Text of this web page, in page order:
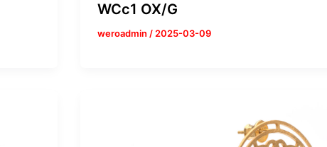
WCc1 OX/G
weroadmin /2025-03-09